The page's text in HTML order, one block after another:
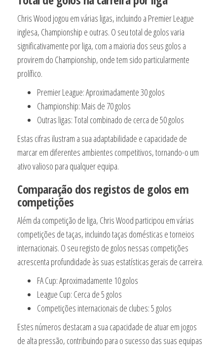
Chris Wood jogou em várias ligas, incluindo a Premier League
inglesa, Championship e outras. O seu total de golos varia
significativamente por liga, com a maioria dos seus golos a
provirem do Championship, onde tem sido particularmente
prolífico.
Premier League: Aproximadamente 30 golos
Championship: Mais de 70 golos
Outras ligas: Total combinado de cerca de 50 golos
Estas cifras ilustram a sua adaptabilidade e capacidade de
marcar em diferentes ambientes competitivos, tornando-o um
ativo valioso para qualquer equipa.
Comparação dos registos de golos em
competições
Além da competição de liga, Chris Wood participou em várias
competições de taças, incluindo taças domésticas e torneios
internacionais. O seu registo de golos nessas competições
acrescenta profundidade às suas estatísticas gerais de carreira.
FA Cup: Aproximadamente 10 golos
League Cup: Cerca de 5 golos
Competições internacionais de clubes: 5 golos
Estes números destacam a sua capacidade de atuar em jogos
de alta pressão, contribuindo para o sucesso das suas equipas